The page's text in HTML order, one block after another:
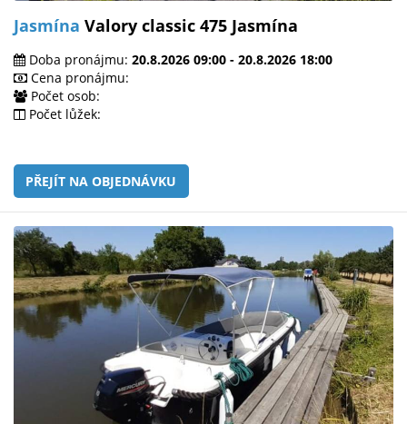
Jasmína Valory classic 475 Jasmína
Doba pronájmu: 20.8.2026 09:00 - 20.8.2026 18:00
Cena pronájmu:
Počet osob:
Počet lůžek:
PŘEJÍT NA OBJEDNÁVKU